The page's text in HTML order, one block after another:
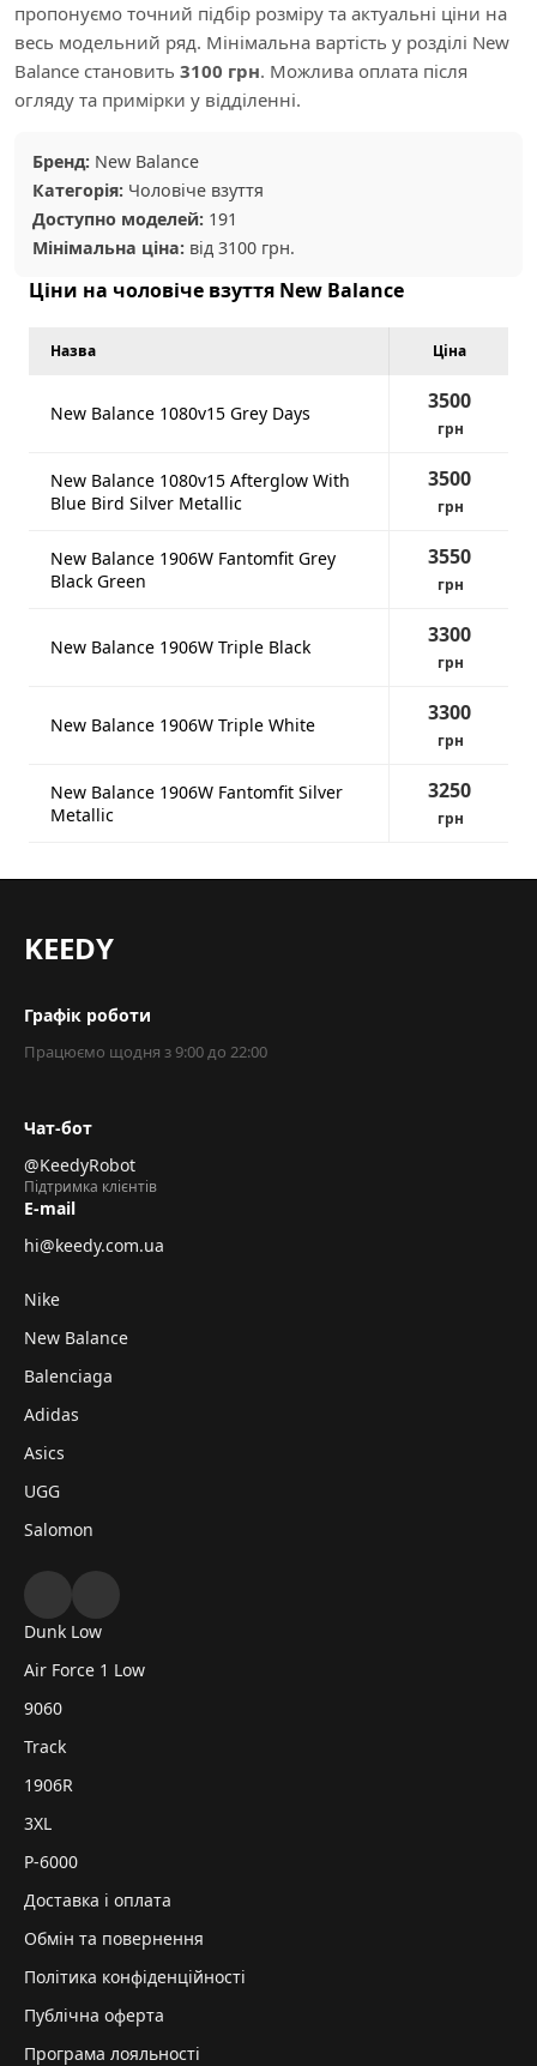
пропонуємо точний підбір розміру та актуальні ціни на
весь модельний ряд. Мінімальна вартість у розділі New
Balance становить 3100 грн. Можлива оплата після
огляду та примірки у відділенні.
Бренд: New Balance
Категорія: Чоловіче взуття
Доступно моделей: 191
Мінімальна ціна: від 3100 грн.
Ціни на чоловіче взуття New Balance
Назва Ціна
New Balance 1080v15 Grey Days 3500
грн
New Balance 1080v15 Afterglow With
Blue Bird Silver Metallic
3500
грн
New Balance 1906W Fantomfit Grey
Black Green
3550
грн
New Balance 1906W Triple Black 3300
грн
New Balance 1906W Triple White 3300
грн
New Balance 1906W Fantomfit Silver
Metallic
3250
грн
KEEDY
Графік роботи
Працюємо щодня з 9:00 до 22:00
Чат-бот
@KeedyRobot
Підтримка клієнтів
E-mail
hi@keedy.com.ua
Nike
New Balance
Balenciaga
Adidas
Asics
UGG
Salomon
Dunk Low
Air Force 1 Low
9060
Track
1906R
3XL
P-6000
Доставка і оплата
Обмін та повернення
Політика конфіденційності
Публічна оферта
Програма лояльності